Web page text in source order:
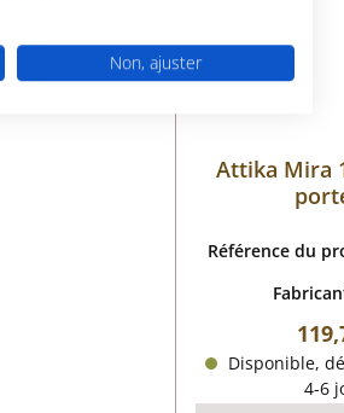
Attika Mira
Référence du
Prix
Disponible,
4-6
Non, ajuster